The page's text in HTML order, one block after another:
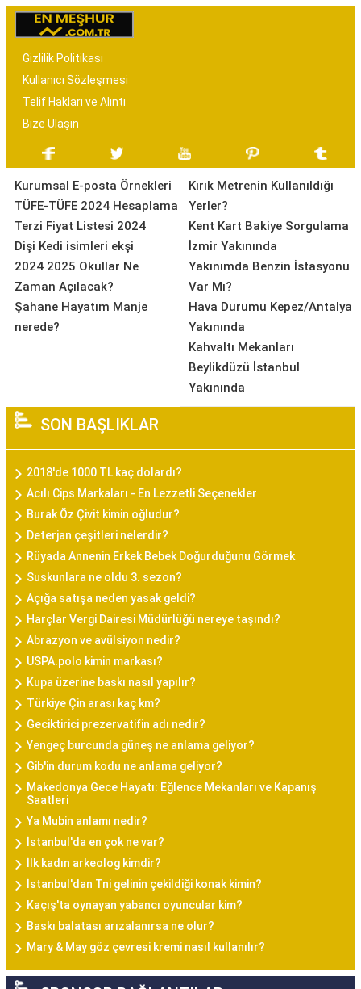
Gizlilik Politikası
Kullanıcı Sözleşmesi
Telif Hakları ve Alıntı
Bize Ulaşın
Kurumsal E-posta Örnekleri
TÜFE-TÜFE 2024 Hesaplama
Terzi Fiyat Listesi 2024
Dişi Kedi isimleri ekşi
2024 2025 Okullar Ne
Zaman Açılacak?
Şahane Hayatım Manje
nerede?
Kırık Metrenin Kullanıldığı
Yerler?
Kent Kart Bakiye Sorgulama
İzmir Yakınında
Yakınımda Benzin İstasyonu
Var Mı?
Hava Durumu Kepez/Antalya
Yakınında
Kahvaltı Mekanları
Beylikdüzü İstanbul
Yakınında
SON BAŞLIKLAR
2018'de 1000 TL kaç dolardı?
Acılı Cips Markaları - En Lezzetli Seçenekler
Burak Öz Çivit kimin oğludur?
Deterjan çeşitleri nelerdir?
Rüyada Annenin Erkek Bebek Doğurduğunu Görmek
Suskunlara ne oldu 3. sezon?
Açığa satışa neden yasak geldi?
Harçlar Vergi Dairesi Müdürlüğü nereye taşındı?
Abrazyon ve avülsiyon nedir?
USPA.polo kimin markası?
Kupa üzerine baskı nasıl yapılır?
Türkiye Çin arası kaç km?
Geciktirici prezervatifin adı nedir?
Yengeç burcunda güneş ne anlama geliyor?
Gib'in durum kodu ne anlama geliyor?
Makedonya Gece Hayatı: Eğlence Mekanları ve Kapanış
Saatleri
Ya Mubin anlamı nedir?
İstanbul'da en çok ne var?
İlk kadın arkeolog kimdir?
İstanbul'dan Tni gelinin çekildiği konak kimin?
Kaçış'ta oynayan yabancı oyuncular kim?
Baskı balatası arızalanırsa ne olur?
Mary & May göz çevresi kremi nasıl kullanılır?